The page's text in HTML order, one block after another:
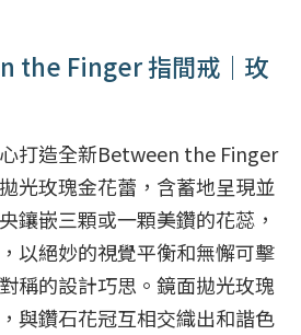
the Finger 指間戒｜玫
打造全新Between the Finger
光玫瑰金花蕾，含蓄地呈現並
鑲嵌三顆或一顆美鑽的花蕊，
以絕妙的視覺平衡和無懈可擊
稱的設計巧思。鏡面拋光玫瑰
與鑽石花冠互相交織出和諧色